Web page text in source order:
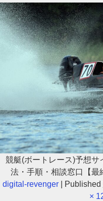
競艇(ボートレース)予想
法・手順・相談窓口【最
digital-revenger
Published
×